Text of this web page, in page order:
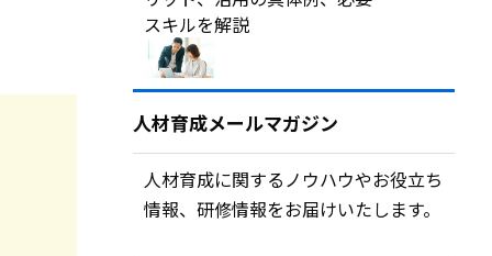
スキルを解説
人材育成メールマガジン
人材育成に関するノウハウやお役立ち
情報、研修情報をお届けいたします。